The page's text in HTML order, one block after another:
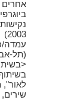
עמדה/כרמל, 2008).
לאור", תשס"ה